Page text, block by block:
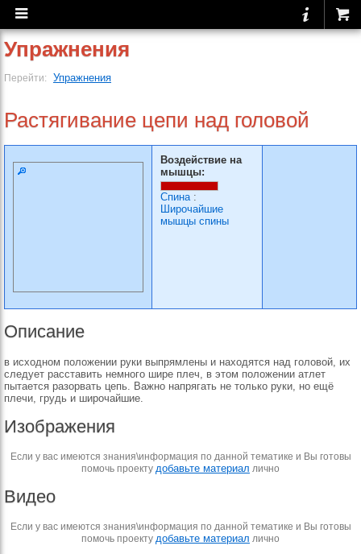
Упражнения
Перейти: Упражнения
Растягивание цепи над головой
Воздействие на
мышцы:
Спина:
Широчайшие
мышцы спины
Описание
в исходном по­ложении руки выпрямле­ны и находятся над голо­вой, их
следует расста­вить немного шире плеч, в этом положении атлет
пытается разорвать цепь. Важно напрягать не толь­ко руки, но ещё
плечи, грудь и широчайшие.
Изображения
Если у вас имеются знания\информация по данной тематике и Вы готовы
помочь проекту добавьте материал лично
Видео
Если у вас имеются знания\информация по данной тематике и Вы готовы
помочь проекту добавьте материал лично